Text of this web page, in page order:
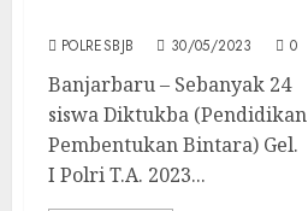
POLRESBJB 30/05/2023 0
Banjarbaru – Sebanyak 24
siswa Diktukba (Pendidikan
Pembentukan Bintara) Gel.
I Polri T.A. 2023...